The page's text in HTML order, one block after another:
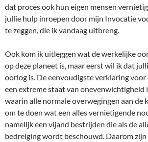
dat proces ook hun eigen mensen
jullie hulp inroepen door mijn Invocatie
te zeggen, die ik vandaag uitbreng.
Ook kom ik uitleggen wat de werkelijke
op deze planeet is, maar eerst wil ik dat
oorlog is. De eenvoudigste verklaring
een extreme staat van onevenwichtigheid
waarin alle normale overwegingen aan de
om te doen wat een alles vernietigende
namelijk een vijand bestrijden die als de
bedreiging wordt beschouwd. Daarom